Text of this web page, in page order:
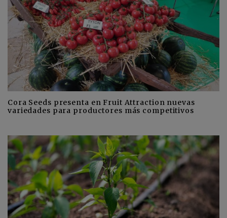
Cora Seeds presenta en Fruit Attraction nuevas
variedades para productores más competitivos